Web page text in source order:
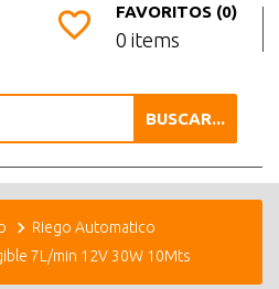
FAVORITOS (0)
0 items
BUSCAR...
Riego Automatico
7L/min 12V 30W 10Mts